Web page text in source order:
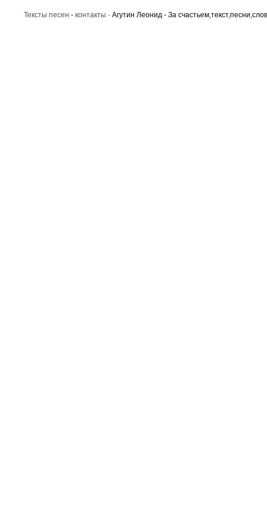
Тексты песен - контакты · Агутин Леонид - За